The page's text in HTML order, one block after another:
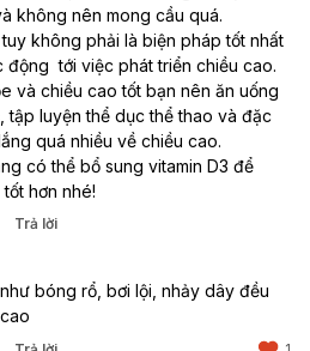
không nên mong cầu quá.
không phải là biện pháp tốt nhất
tới việc phát triển chiều cao.
và chiều cao tốt bạn nên ăn uống
tập luyện thể dục thể thao và đặc
quá nhiều về chiều cao.
có thể bổ sung vitamin D3 để
hơn nhé!
Trả lời
bóng rổ, bơi lội, nhảy dây đều